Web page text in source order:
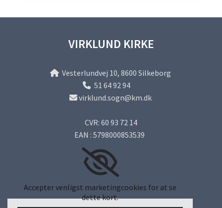
VIRKLUND KIRKE
Vesterlundvej 10, 8600 Silkeborg
 51 64 92 94
virklund.sogn@km.dk
CVR: 60 93 72 14
EAN : 5798000853539
Accepter venligst marketingcookies for at se
dette kort.